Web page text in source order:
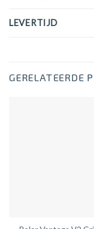
LEVERTIJD
GERELATEERDE